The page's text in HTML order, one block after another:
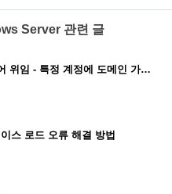
Server 관련 글
Active Directory 제어 위임 - 특정 계정에 도메인 가입 권한만 부여하는 방법
스 로드 오류 해결 방법